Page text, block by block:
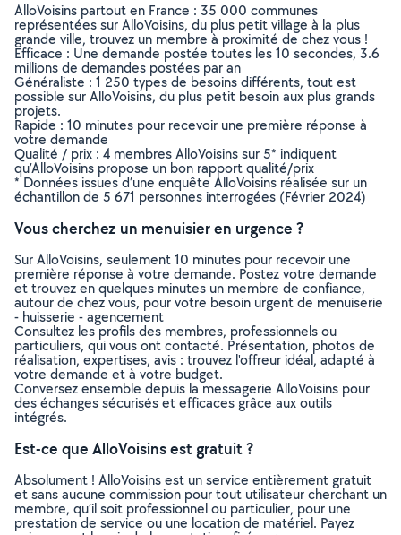
AlloVoisins partout en France : 35 000 communes
représentées sur AlloVoisins, du plus petit village à la plus
grande ville, trouvez un membre à proximité de chez vous !
Efficace : Une demande postée toutes les 10 secondes, 3.6
millions de demandes postées par an
Généraliste : 1 250 types de besoins différents, tout est
possible sur AlloVoisins, du plus petit besoin aux plus grands
projets.
Rapide : 10 minutes pour recevoir une première réponse à
votre demande
Qualité / prix : 4 membres AlloVoisins sur 5* indiquent
qu’AlloVoisins propose un bon rapport qualité/prix
* Données issues d’une enquête AlloVoisins réalisée sur un
échantillon de 5 671 personnes interrogées (Février 2024)
Vous cherchez un menuisier en urgence ?
Sur AlloVoisins, seulement 10 minutes pour recevoir une
première réponse à votre demande. Postez votre demande
et trouvez en quelques minutes un membre de confiance,
autour de chez vous, pour votre besoin urgent de menuiserie
- huisserie - agencement
Consultez les profils des membres, professionnels ou
particuliers, qui vous ont contacté. Présentation, photos de
réalisation, expertises, avis : trouvez l'offreur idéal, adapté à
votre demande et à votre budget.
Conversez ensemble depuis la messagerie AlloVoisins pour
des échanges sécurisés et efficaces grâce aux outils
intégrés.
Est-ce que AlloVoisins est gratuit ?
Absolument ! AlloVoisins est un service entièrement gratuit
et sans aucune commission pour tout utilisateur cherchant un
membre, qu’il soit professionnel ou particulier, pour une
prestation de service ou une location de matériel. Payez